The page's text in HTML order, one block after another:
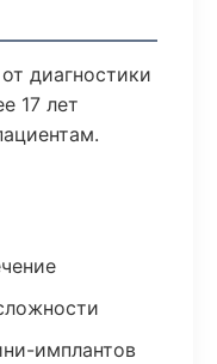
диагностики
17 лет
имплантов